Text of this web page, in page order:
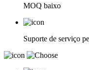
MOQ baixo
Suporte de serviço